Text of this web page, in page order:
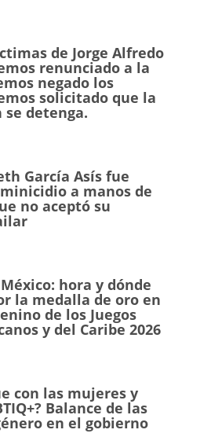
de Jorge Alfredo
renunciado a la
negado los
solicitado que la
detenga.
García Asís fue
a manos de
no aceptó su
hora y dónde
la medalla de oro en
de los Juegos
y del Caribe 2026
con las mujeres y
Balance de las
en el gobierno